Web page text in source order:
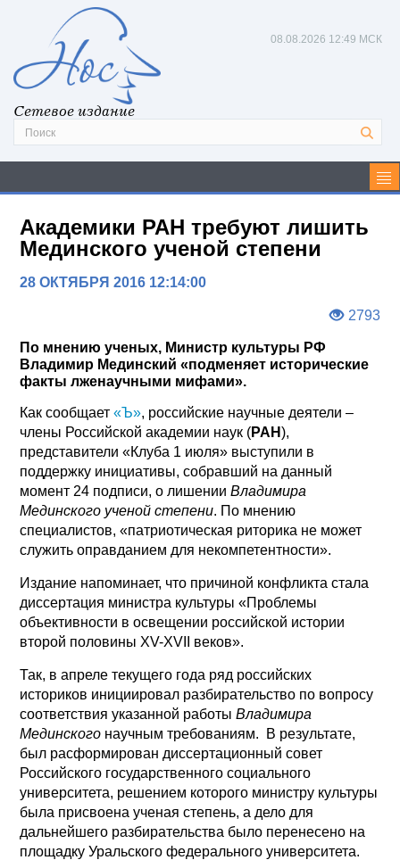
Сетевое издание
08.08.2026 12:49 МСК
Академики РАН требуют лишить
Мединского ученой степени
28 ОКТЯБРЯ 2016 12:14:00
2793
По мнению ученых, Министр культуры РФ
Владимир Мединский «подменяет исторические
факты лженаучными мифами».
Как сообщает «Ъ», российские научные деятели –
члены Российской академии наук (РАН),
представители «Клуба 1 июля» выступили в
поддержку инициативы, собравший на данный
момент 24 подписи, о лишенииВладимира
Мединского ученой степени. По мнению
специалистов, «патриотическая риторика не может
служить оправданием для некомпетентности».
Издание напоминает, что причиной конфликта стала
диссертация министра культуры «Проблемы
объективности в освещении российской истории
второй половины XV-XVII веков».
Так, в апреле текущего года ряд российских
историков инициировал разбирательство по вопросу
соответствия указанной работыВладимира
Мединского научным требованиям. В результате,
был расформирован диссертационный совет
Российского государственного социального
университета, решением которого министру культуры
была присвоена ученая степень, а дело для
дальнейшего разбирательства было перенесено на
площадку Уральского федерального университета.